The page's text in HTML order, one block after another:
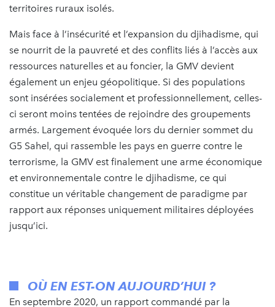
territoires ruraux isolés.
Mais face à l’insécurité et l’expansion du djihadisme, qui
se nourrit de la pauvreté et des conflits liés à l’accès aux
ressources naturelles et au foncier, la GMV devient
également un enjeu géopolitique. Si des populations
sont insérées socialement et professionnellement, celles-
ci seront moins tentées de rejoindre des groupements
armés. Largement évoquée lors du dernier sommet du
G5 Sahel, qui rassemble les pays en guerre contre le
terrorisme, la GMV est finalement une arme économique
et environnementale contre le djihadisme, ce qui
constitue un véritable changement de paradigme par
rapport aux réponses uniquement militaires déployées
jusqu’ici.
OÙ EN EST-ON AUJOURD’HUI ?
En septembre 2020, un rapport commandé par la